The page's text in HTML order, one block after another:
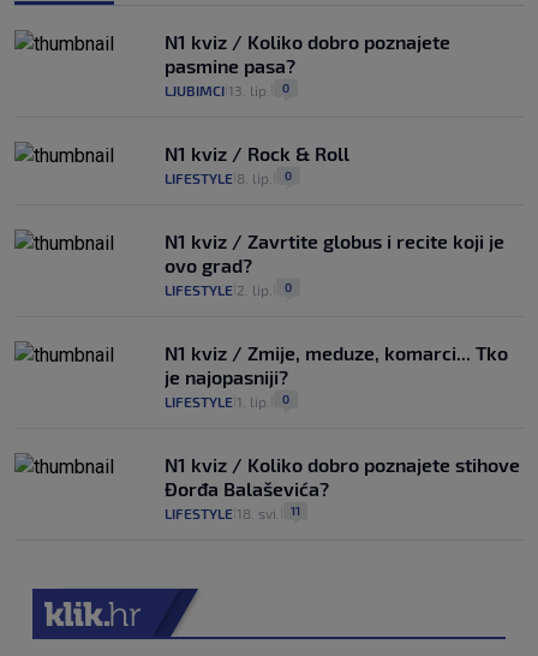
N1 kviz / Koliko dobro poznajete
pasmine pasa?
LJUBIMCI 13. lip. 0
N1 kviz / Rock & Roll
LIFESTYLE 8. lip. 0
N1 kviz / Zavrtite globus i recite koji je
ovo grad?
LIFESTYLE 2. lip. 0
N1 kviz / Zmije, meduze, komarci... Tko
je najopasniji?
LIFESTYLE 1. lip. 0
N1 kviz / Koliko dobro poznajete stihove
Đorđa Balaševića?
LIFESTYLE 18. svi. 11